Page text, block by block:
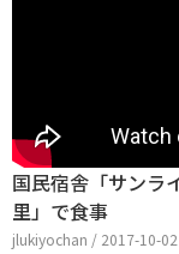
国民宿舎「サンラ
里」で食事
jlukiyochan / 2017-10-02